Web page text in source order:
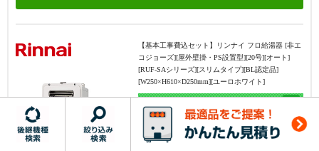
エコジョーズ
FH-2023SAR MFC-250V
メーカー希望小売価格（本体）435,600円
71%OFF
給湯器本体＋標準リモコン＋基本工事費
・商品ラインナップはエコジョ
ーズのみのため、1つ穴の非エ
コジョーズタイプに交換した方
が安くなる場合もある
部材+対応費が必要
・商品ラインナップは、非エコ
ジョーズもエコジョーズも両方
【基本工事費込セット】
リンナイ フロ給湯器 [非エ
コジョーズ][屋外壁掛・PS設置型][20号][オート]
[RUF-SAシリーズ][スリムタイプ][BL認定品]
[W250×H610×D250mm][ユーロホワイト]
20号